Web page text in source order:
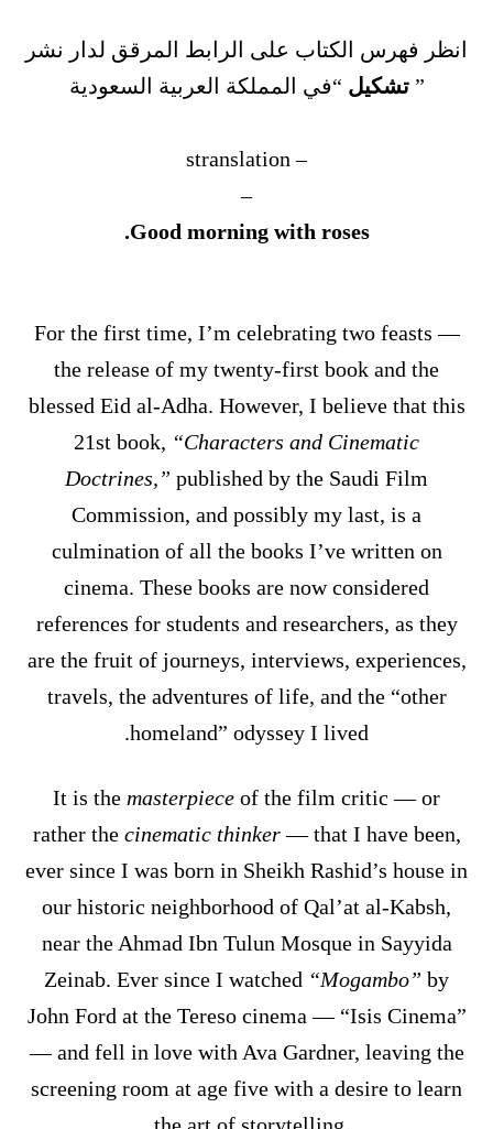
انظر فهرس الكتاب على الرابط المرقق لدار نشر
”تشكيل “في المملكة العربية السعودية
– stranslation
–
Good morning with roses.
For the first time, I’m celebrating two feasts —
the release of my twenty-first book and the
blessed Eid al-Adha. However, I believe that this
21st book, “Characters and Cinematic
Doctrines,” published by the Saudi Film
Commission, and possibly my last, is a
culmination of all the books I’ve written on
cinema. These books are now considered
references for students and researchers, as they
are the fruit of journeys, interviews, experiences,
travels, the adventures of life, and the “other
homeland” odyssey I lived.
It is the masterpiece of the film critic — or
rather the cinematic thinker— that I have been,
ever since I was born in Sheikh Rashid’s house in
our historic neighborhood of Qal’at al-Kabsh,
near the Ahmad Ibn Tulun Mosque in Sayyida
Zeinab. Ever since I watched “Mogambo” by
John Ford at the Tereso cinema — “Isis Cinema”
— and fell in love with Ava Gardner, leaving the
screening room at age five with a desire to learn